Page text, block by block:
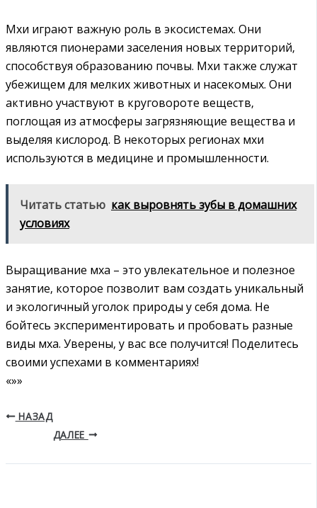
Мхи играют важную роль в экосистемах. Они
являются пионерами заселения новых территорий‚
способствуя образованию почвы. Мхи также служат
убежищем для мелких животных и насекомых. Они
активно участвуют в круговороте веществ‚
поглощая из атмосферы загрязняющие вещества и
выделяя кислород. В некоторых регионах мхи
используются в медицине и промышленности.
Читать статью как выровнять зубы в домашних
условиях
Выращивание мха – это увлекательное и полезное
занятие‚ которое позволит вам создать уникальный
и экологичный уголок природы у себя дома. Не
бойтесь экспериментировать и пробовать разные
виды мха. Уверены‚ у вас все получится! Поделитесь
своими успехами в комментариях!
«»»
НАЗАД
ДАЛЕЕ